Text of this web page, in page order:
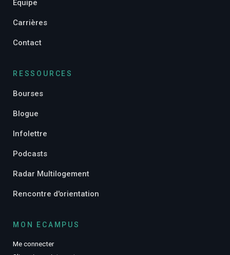
Équipe
Carrières
Contact
RESSOURCES
Bourses
Blogue
Infolettre
Podcasts
Radar Multilogement
Rencontre d'orientation
MON ECAMPUS
Me connecter